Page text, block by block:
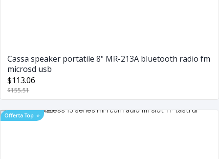
Cassa speaker portatile 8" MR-213A bluetooth radio fm
microsd usb
$113.06
$155.51
Offerta Top ⭐